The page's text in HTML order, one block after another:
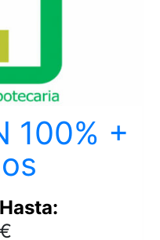
100% +